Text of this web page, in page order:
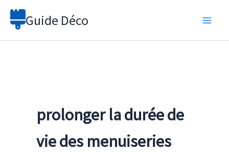
Aller
Guide Déco
prolonger la durée de
vie des menuiseries